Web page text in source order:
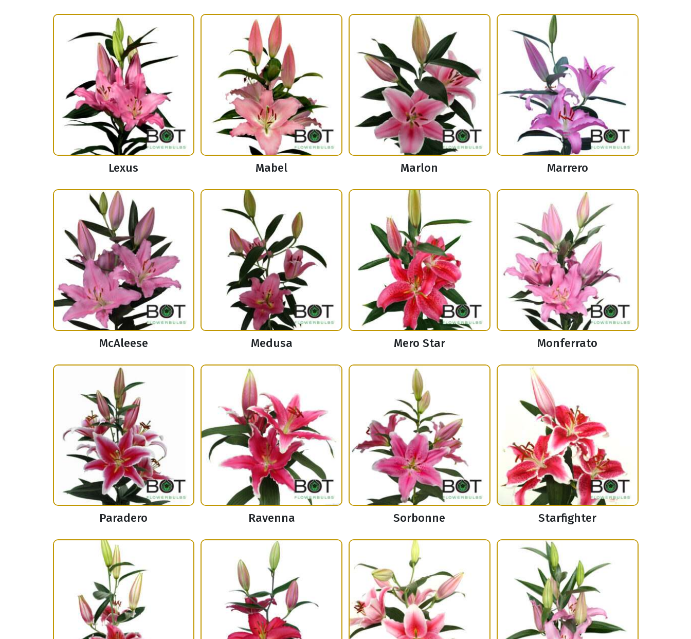
Lexus Mabel Marlon Marrero
McAleese Medusa Mero Star Monferrato
Paradero Ravenna Sorbonne Starfighter